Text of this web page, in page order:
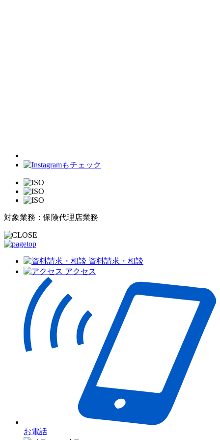
対象業務：保険代理店業務
資料請求・相談
アクセス
お電話